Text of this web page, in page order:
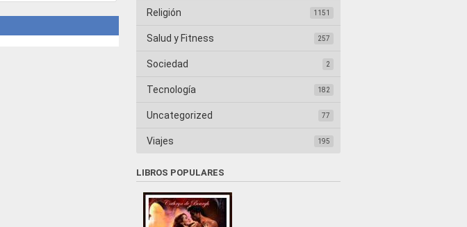
Religión 1151
Salud y Fitness 257
Sociedad 2
Tecnología 182
Uncategorized 77
Viajes 195
LIBROS POPULARES